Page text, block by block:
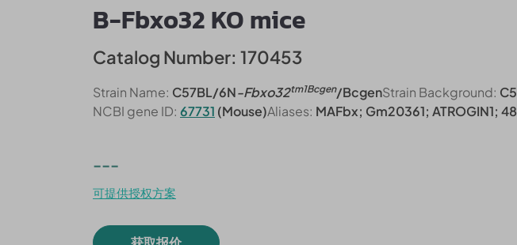
B-Fbxo32 KO mice
Catalog Number: 170453
Strain Name: C57BL/6N-Fbxo32tm1Bcgen/BcgenStrain Background:
NCBI gene ID: 67731 (Mouse)Aliases: MAFbx; Gm20361; ATROGIN1;
---
可提供授权方案